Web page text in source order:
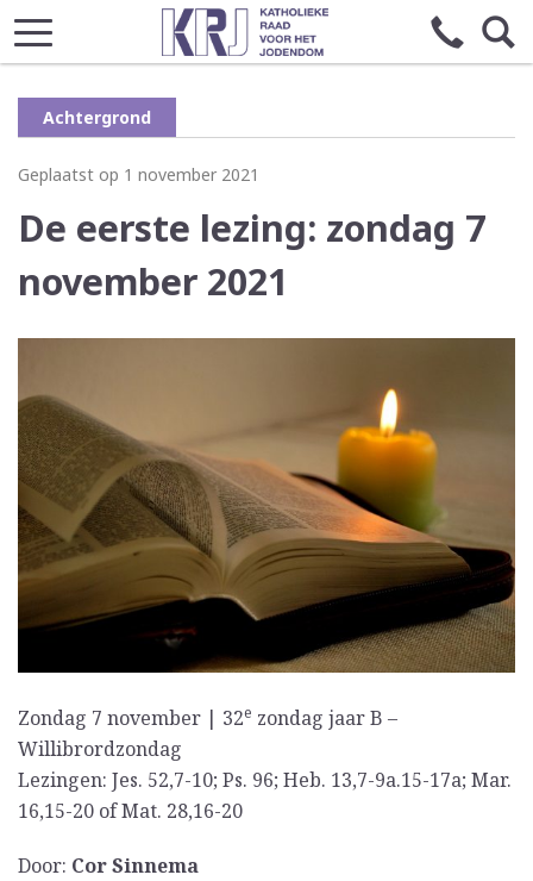
Achtergrond
Geplaatst op 1 november 2021
De eerste lezing: zondag 7
november 2021
Zondag 7 november | 32e zondag jaar B –
Willibrordzondag
Lezingen: Jes. 52,7-10; Ps. 96; Heb. 13,7-9a.15-17a; Mar.
16,15-20 of Mat. 28,16-20
Door: Cor Sinnema